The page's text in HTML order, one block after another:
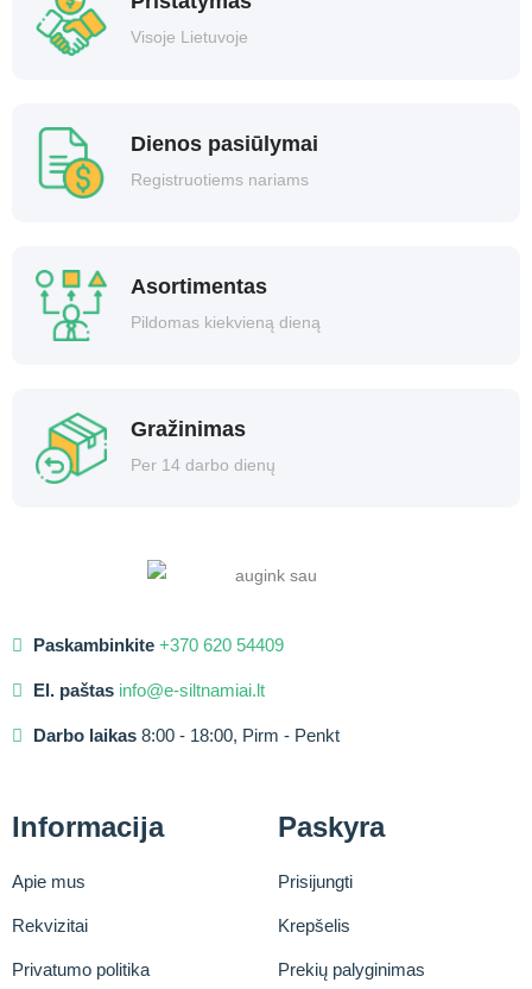
Visoje Lietuvoje
Dienos pasiūlymai
Registruotiems nariams
Asortimentas
Pildomas kiekvieną dieną
Gražinimas
Per 14 darbo dienų
Paskambinkite +370 620 54409
El. paštas info@e-siltnamiai.lt
Darbo laikas 8:00 - 18:00, Pirm - Penkt
Informacija
Apie mus
Rekvizitai
Privatumo politika
Paskyra
Prisijungti
Krepšelis
Prekių palyginimas